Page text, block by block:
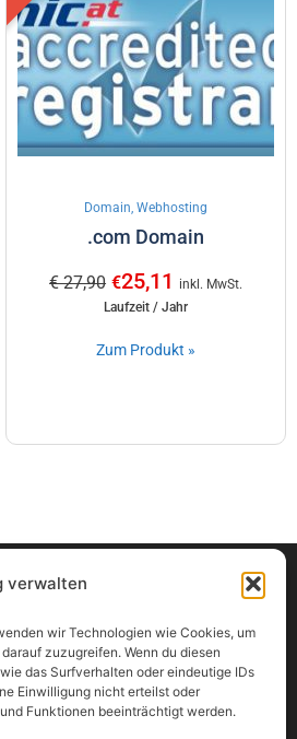
verwalten
wir Technologien wie Cookies, um
zuzugreifen. Wenn du diesen
das Surfverhalten oder eindeutige IDs
Einwilligung nicht erteilst oder
Funktionen beeinträchtigt werden.
Domain, Webhosting
.com Domain
€ 27,90 €25,11
inkl. MwSt.
Laufzeit / Jahr
Zum Produkt »
ahrer.at
luftbild.at